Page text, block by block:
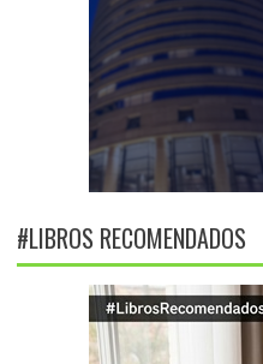
#LIBROS RECOMENDADOS